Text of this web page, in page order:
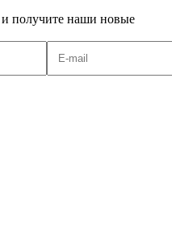
получите наши новые